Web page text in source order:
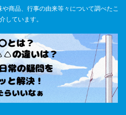
商品、行事の由来等々について調べたこ
しています。